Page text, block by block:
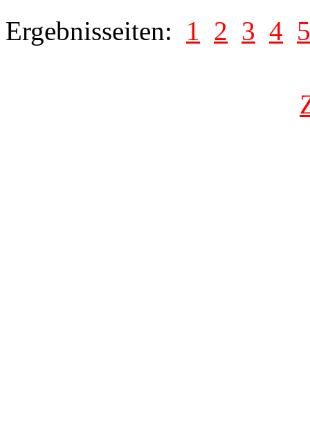
Ergebnisseiten: 1 2 3 4 5